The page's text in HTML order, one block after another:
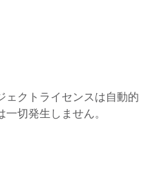
ェクトライセンスは自動的
切発生しません。